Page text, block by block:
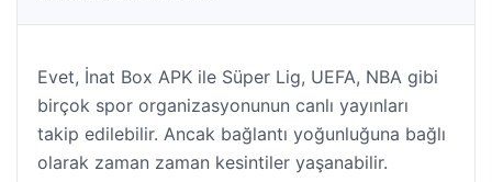
Evet, İnat Box APK ile Süper Lig, UEFA, NBA gibi
birçok spor organizasyonunun canlı yayınları
takip edilebilir. Ancak bağlantı yoğunluğuna bağlı
olarak zaman zaman kesintiler yaşanabilir.